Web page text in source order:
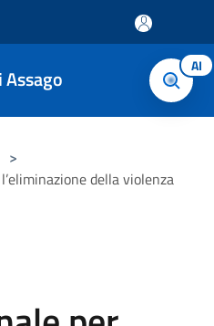
Assago AI
>
della violenza